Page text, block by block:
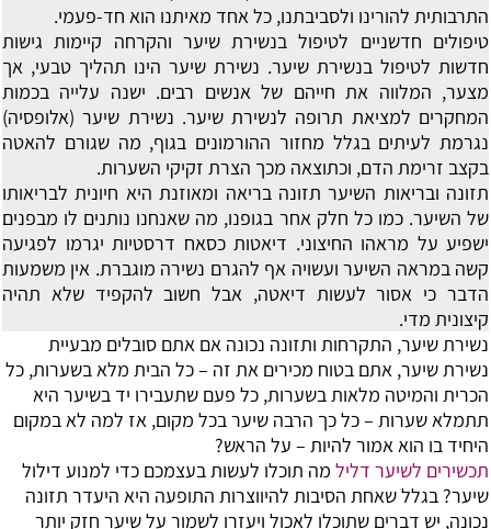
התרבותית להורינו ולסביבתנו, כל אחד מאיתנו הוא חד-פעמי.
טיפולים חדשניים לטיפול בנשירת שיער והקרחה קיימות גישות
חדשות לטיפול בנשירת שיער. נשירת שיער הינו תהליך טבעי, אך
מצער, המלווה את חייהם של אנשים רבים. ישנה עלייה בכמות
המחקרים למציאת תרופה לנשירת שיער. נשירת שיער (אלופסיה)
נגרמת לעיתים בגלל מחזור ההורמונים בגוף, מה שגורם להאטה
בקצב זרימת הדם, וכתוצאה מכך הצרת זקיקי השערות.
תזונה ובריאות השיער תזונה בריאה ומאוזנת היא חיונית לבריאותו
של השיער. כמו כל חלק אחר בגופנו, מה שאנחנו נותנים לו מבפנים
ישפיע על מראהו החיצוני. דיאטות כסאח דרסטיות יגרמו לפגיעה
קשה במראה השיער ועשויה אף להגרם נשירה מוגברת. אין משמעות
הדבר כי אסור לעשות דיאטה, אבל חשוב להקפיד שלא תהיה
קיצונית מדי.
נשירת שיער, התקרחות ותזונה נכונה אם אתם סובלים מבעיית
נשירת שיער, אתם בטוח מכירים את זה – כל הבית מלא בשערות, כל
הכרית והמיטה מלאות בשערות, כל פעם שתעבירו יד בשיער היא
תתמלא שערות – כל כך הרבה שיער בכל מקום, אז למה לא במקום
היחיד בו הוא אמור להיות – על הראש?
תכשירים לשיער דליל מה תוכלו לעשות בעצמכם כדי למנוע דילול
שיער? בגלל שאחת הסיבות להיווצרות התופעה היא היעדר תזונה
נכונה, יש דברים שתוכלו לאכול ויעזרו לשמור על שיער חזק יותר